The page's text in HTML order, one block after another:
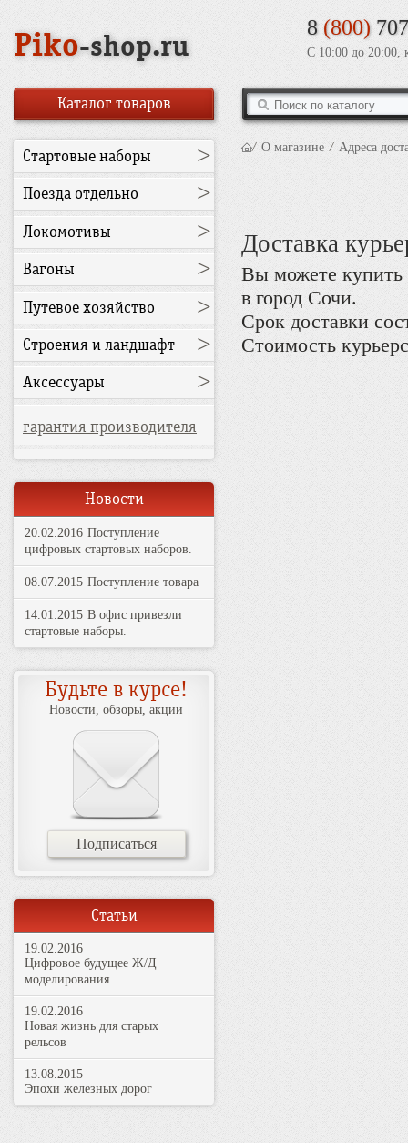
Piko-shop.ru
8 (800)
С 10:00 до 20:00,
Каталог товаров
Стартовые наборы >
Поезда отдельно >
Локомотивы >
Вагоны >
Путевое хозяйство >
Строения и ландшафт >
Аксессуары >
гарантия производителя
Новости
20.02.2016 Поступление
цифровых стартовых наборов.
08.07.2015 Поступление товара
14.01.2015 В офис привезли
стартовые наборы.
Будьте в курсе!
Новости, обзоры, акции
Подписаться
Статьи
19.02.2016
Цифровое будущее Ж/Д
моделирования
19.02.2016
Новая жизнь для старых
рельсов
13.08.2015
Эпохи железных дорог
/ О магазине / Адреса
Доставка
Вы можете купить
в город Сочи.
Срок доставки
Стоимость